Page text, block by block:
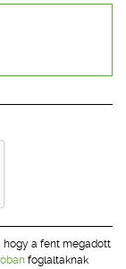
hogy a fent megadott
foglaltaknak